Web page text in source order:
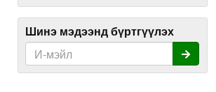
Шинэ мэдээнд бүртгүүлэх